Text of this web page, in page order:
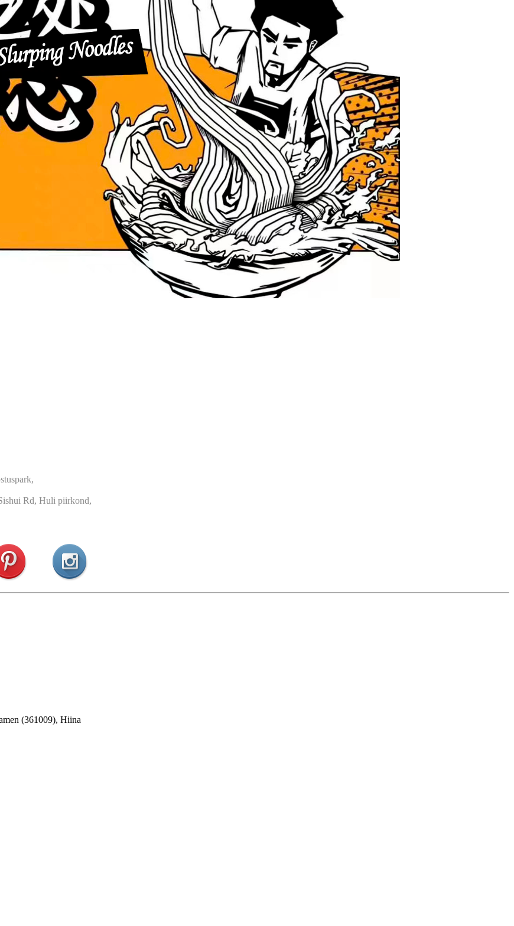
Rd, Huli piirkond,
(361009), Hiina